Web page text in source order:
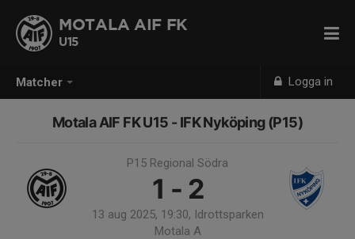
Matcher Logga in
MOTALA AIF FK
U15
Motala AIF FK U15 - IFK Nyköping (P15)
P15 Regional Södra
1 - 2
13 aug 2025, 19:30, Idrottsparken
Motala A